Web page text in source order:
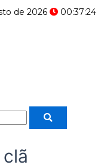
de 2026
00:37:25